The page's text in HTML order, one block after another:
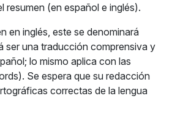
resumen (en español e inglés).
en inglés, este se denominará
ser una traducción comprensiva y
lo mismo aplica con las
Se espera que su redacción
correctas de la lengua